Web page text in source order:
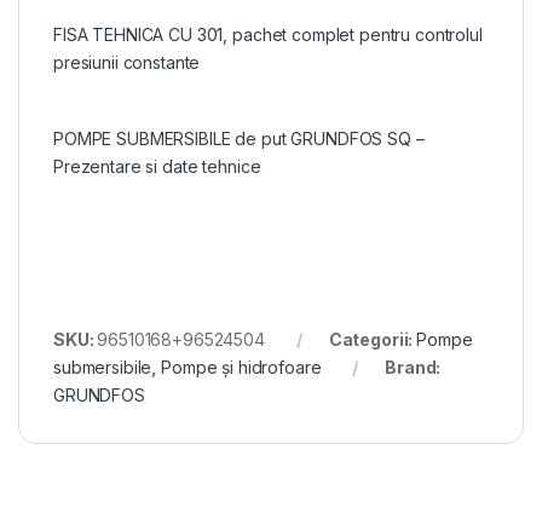
FISA TEHNICA CU 301, pachet complet pentru controlul
presiunii constante
POMPE SUBMERSIBILE de put GRUNDFOS SQ –
Prezentare si date tehnice
SKU:96510168+96524504 Categorii:Pompe
submersibile ,Pompe și hidrofoare
Brand:
GRUNDFOS